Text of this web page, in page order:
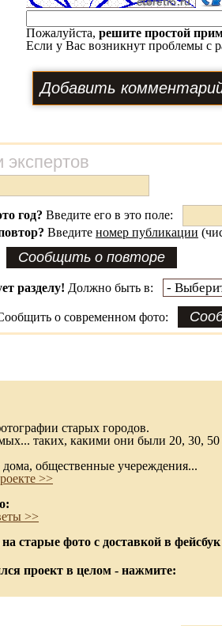
Пожалуйста, решите простой
Если у Вас возникнут проблемы с
экспертов
год? Введите его в это поле:
Введите номер публикации
разделу! Должно быть в:
о современном фото:
старых городов.
таких, какими они были 20, 30, 50
общественные учереждения...
>>
>>
старые фото с доставкой в
проект в целом - нажмите: